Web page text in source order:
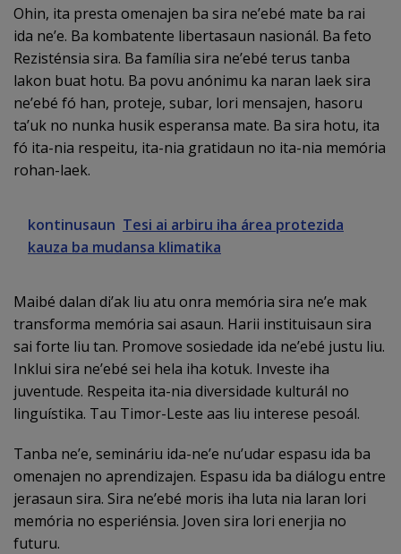
Ohin, ita presta omenajen ba sira ne’ebé mate ba rai
ida ne’e. Ba kombatente libertasaun nasionál. Ba feto
Rezisténsia sira. Ba família sira ne’ebé terus tanba
lakon buat hotu. Ba povu anónimu ka naran laek sira
ne’ebé fó han, proteje, subar, lori mensajen, hasoru
ta’uk no nunka husik esperansa mate. Ba sira hotu, ita
fó ita-nia respeitu, ita-nia gratidaun no ita-nia memória
rohan-laek.
kontinusaun Tesi ai arbiru iha área protezida
kauza ba mudansa klimatika
Maibé dalan di’ak liu atu onra memória sira ne’e mak
transforma memória sai asaun. Harii instituisaun sira
sai forte liu tan. Promove sosiedade ida ne’ebé justu liu.
Inklui sira ne’ebé sei hela iha kotuk. Investe iha
juventude. Respeita ita-nia diversidade kulturál no
linguístika. Tau Timor-Leste aas liu interese pesoál.
Tanba ne’e, semináriu ida-ne’e nu’udar espasu ida ba
omenajen no aprendizajen. Espasu ida ba diálogu entre
jerasaun sira. Sira ne’ebé moris iha luta nia laran lori
memória no esperiénsia. Joven sira lori enerjia no
futuru.